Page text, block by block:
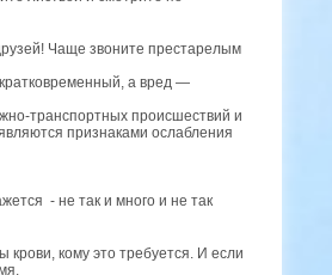
Чаще звоните престарелым
а вред —
транспортных происшествий и
признаками ослабления
- не так и много и не так
кому это требуется. И если